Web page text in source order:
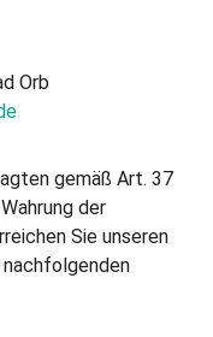
Orb
gemäß Art. 37
der
Sie unseren